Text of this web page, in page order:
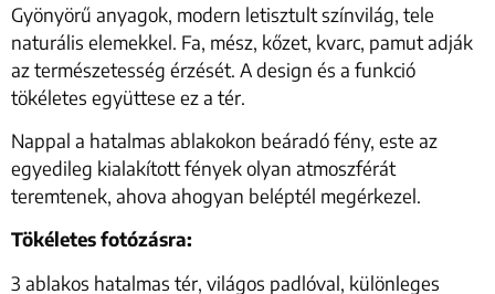
Gyönyörű anyagok, modern letisztult színvilág, tele
naturális elemekkel. Fa, mész, kőzet, kvarc, pamut adják
az természetesség érzését. A design és a funkció
tökéletes együttese ez a tér.
Nappal a hatalmas ablakokon beáradó fény, este az
egyedileg kialakított fények olyan atmoszférát
teremtenek, ahova ahogyan beléptél megérkezel.
Tökéletes fotózásra:
3 ablakos hatalmas tér, világos padlóval, különleges